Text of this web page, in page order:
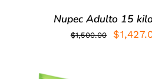
Nupec Adulto 15
$1,500.00
El
$